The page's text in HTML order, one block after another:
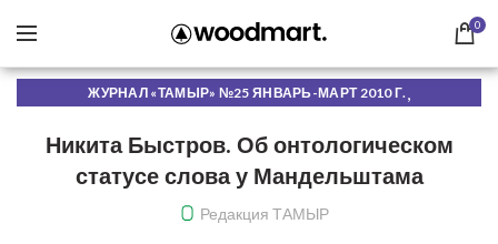
0
ЖУРНАЛ «ТАМЫР» №25 ЯНВАРЬ-МАРТ 2010 Г. ,
Никита Быстров. Об онтологическом
статусе слова у Мандельштама
Редакция ТАМЫР